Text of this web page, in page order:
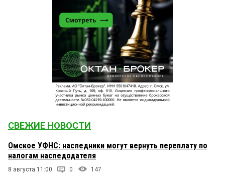
СВЕЖИЕ НОВОСТИ
Омское УФНС: наследники могут вернуть переплату по
налогам наследодателя
8 августа 11:00 0 147